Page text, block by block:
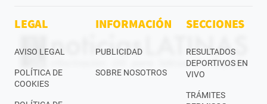
LEGAL
AVISO LEGAL
POLÍTICA DE
COOKIES
INFORMACIÓN
PUBLICIDAD
SOBRE NOSOTROS
SECCIONES
RESULTADOS
DEPORTIVOS EN
VIVO
TRÁMITES